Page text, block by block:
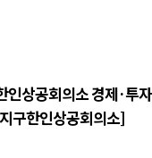
상공회의소 경제·투
구한인상공회의소]